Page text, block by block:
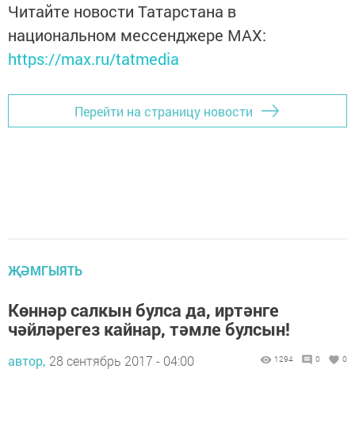
Читайте новости Татарстана в
национальном мессенджере MАХ:
https://max.ru/tatmedia
Перейти на страницу новости
ҖӘМГЫЯТЬ
Көннәр салкын булса да, иртәнге
чәйләрегез кайнар, тәмле булсын!
автор, 28 сентябрь 2017 - 04:00 1294 0 0